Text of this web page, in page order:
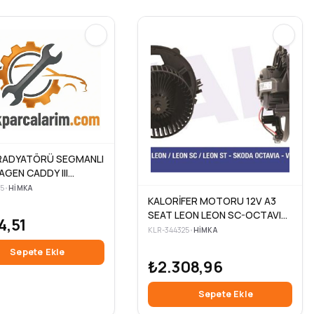
SEGMANLI
CADDY III
1.9 TDI BJB
•HIMKA
Sepete Ekle
KALORİFER MOTORU 12V A3
SEAT LEON LEON SC-OCTAVIA
GOLF VII PASSAT OTOM.-MEK.-
KLR-344325•HIMKA
₺2.308,96
Sepete Ekle